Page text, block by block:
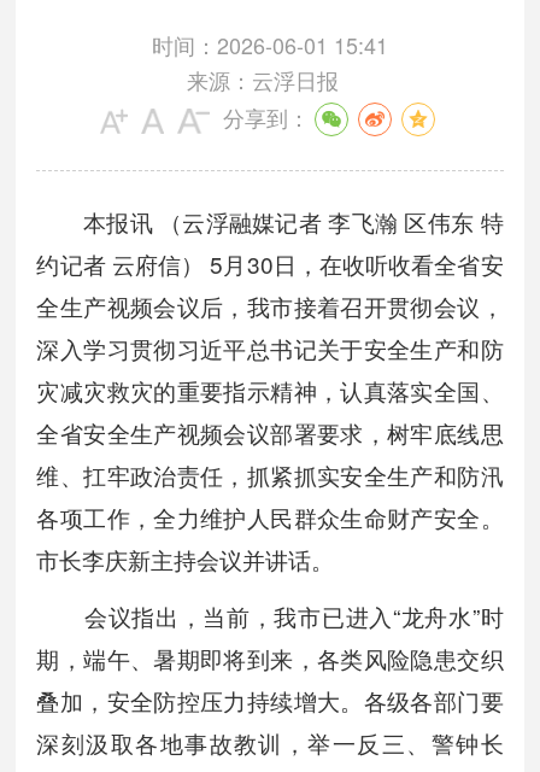
时间：2026-06-01 15:41
来源：云浮日报
分享到：
本报讯 （云浮融媒记者 李飞瀚 区伟东 特
约记者 云府信） 5月30日，在收听收看全省安
全生产视频会议后，我市接着召开贯彻会议，
深入学习贯彻习近平总书记关于安全生产和防
灾减灾救灾的重要指示精神，认真落实全国、
全省安全生产视频会议部署要求，树牢底线思
维、扛牢政治责任，抓紧抓实安全生产和防汛
各项工作，全力维护人民群众生命财产安全。
市长李庆新主持会议并讲话。
会议指出，当前，我市已进入“龙舟水”时
期，端午、暑期即将到来，各类风险隐患交织
叠加，安全防控压力持续增大。各级各部门要
深刻汲取各地事故教训，举一反三、警钟长